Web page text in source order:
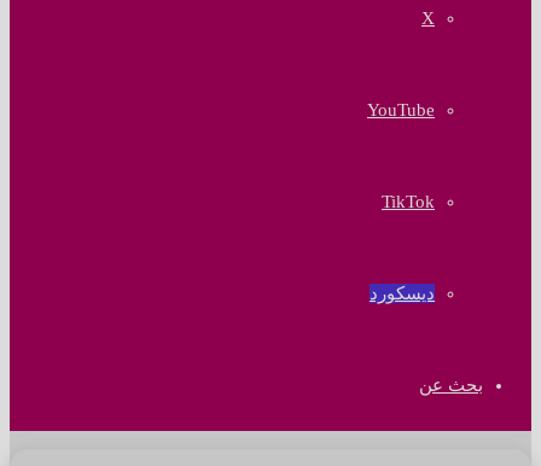
‫X
‫YouTube
‫TikTok
ديسكورد
بحث عن